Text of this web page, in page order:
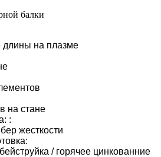
балки
длины на плазме
на стане
:
жесткости
/ горячее цинкованние